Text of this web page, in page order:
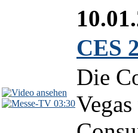
03:30
CES
Die